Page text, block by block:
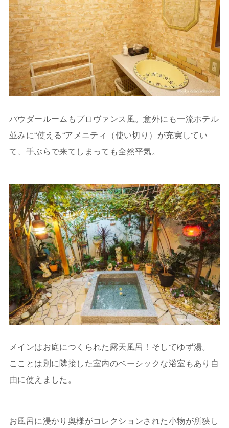
パウダールームもプロヴァンス風。意外にも一流ホテル
並みに“使える“アメニティ（使い切り）が充実してい
て、手ぶらで来てしまっても全然平気。
メインはお庭につくられた露天風呂！そしてゆず湯。
こことは別に隣接した室内のベーシックな浴室もあり自
由に使えました。
お風呂に浸かり奥様がコレクションされた小物が所狭し